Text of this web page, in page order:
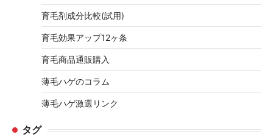
育毛剤成分比較(試用)
育毛効果アップ12ヶ条
育毛商品通販購入
薄毛ハゲのコラム
薄毛ハゲ激選リンク
タグ